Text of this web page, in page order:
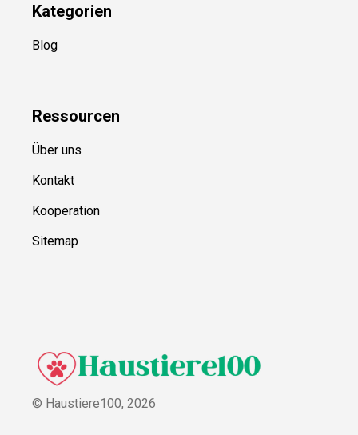
Kategorien
Blog
Ressourcen
Über uns
Kontakt
Kooperation
Sitemap
© Haustiere100, 2026